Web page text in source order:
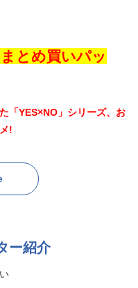
とめ買いパッ
「YES×NO」シリーズ、お
!
ー紹介